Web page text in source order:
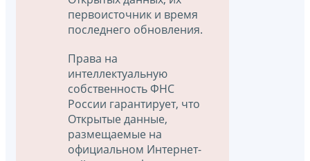
первоисточник и время
последнего обновления.
Права на
интеллектуальную
собственность ФНС
России гарантирует, что
Открытые данные,
размещаемые на
официальном Интернет-